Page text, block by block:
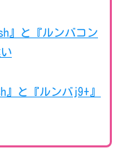
』と『ルンバコン
』と『ルンバj9+』